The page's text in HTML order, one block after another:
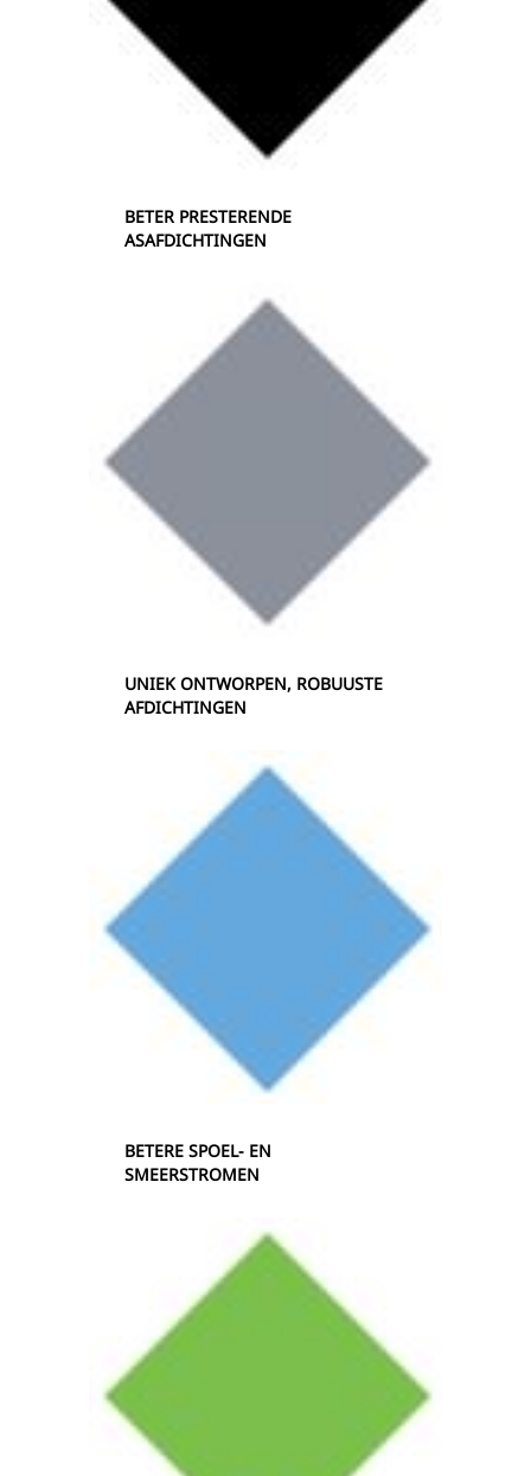
BETER PRESTERENDE
ASAFDICHTINGEN
UNIEK ONTWORPEN, ROBUUSTE
AFDICHTINGEN
BETERE SPOEL- EN
SMEERSTROMEN